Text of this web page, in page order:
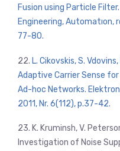
Fusion using Particle
Engineering, Automatıon,
77-80.
22. L. Cikovskis, S.
Adaptive Carrier Sense
Ad-hoc Networks.
2011, Nr. 6(112), p.37-42.
23. K. Kruminsh, V.
Investigation of Noise